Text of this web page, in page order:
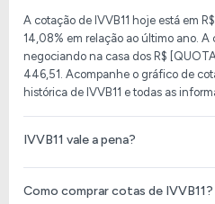
A cotação de IVVB11 hoje está em
14,08% em relação ao último ano. A
negociando na casa dos R$
446,51. Acompanhe o gráfico de
histórica de IVVB11 e todas as
IVVB11 vale a pena?
Como comprar cotas de IVVB11?